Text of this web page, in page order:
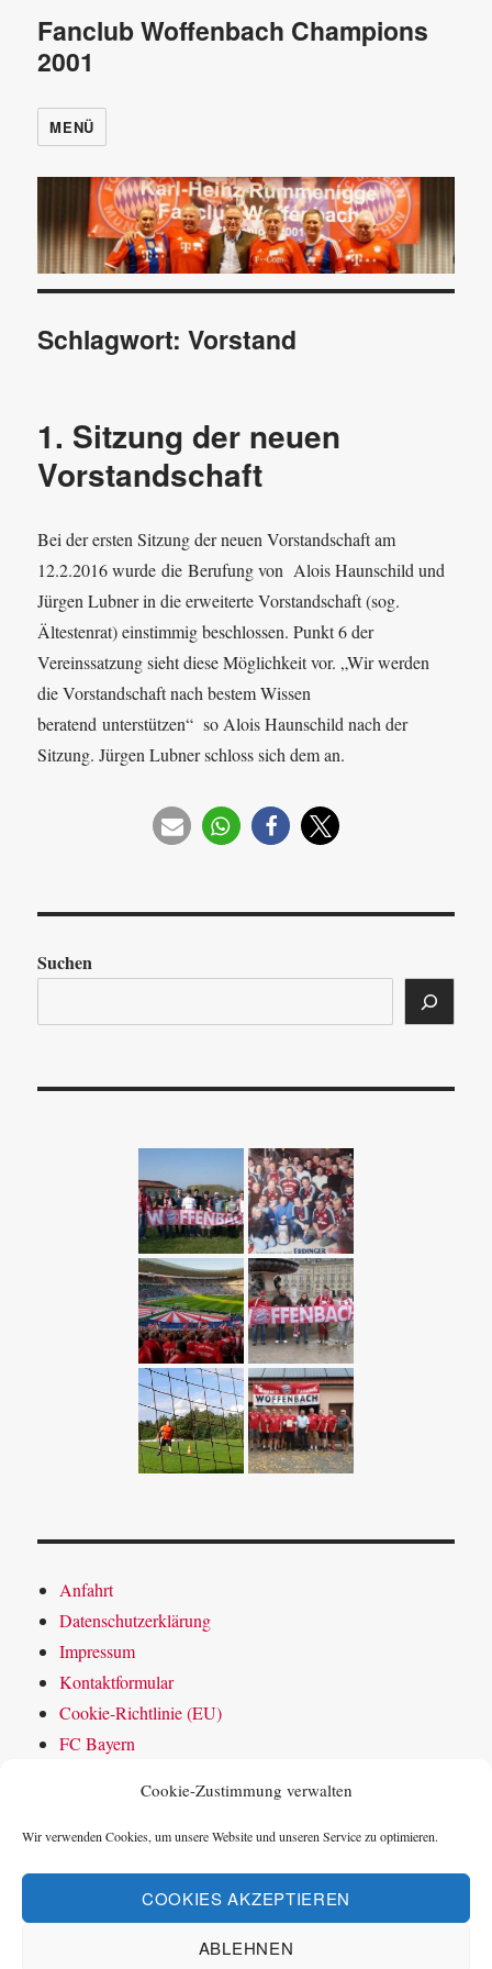
Cookie-Zustimmung verwalten
Wir verwenden Cookies, um unsere Website und unseren Service zu optimieren.
COOKIES AKZEPTIEREN
ABLEHNEN
Fanclub Woffenbach Champions
2001
MENÜ
Schlagwort:Vorstand
1. Sitzung der neuen
Vorstandschaft
Bei der ersten Sitzung der neuen Vorstandschaft am
12.2.2016 wurde die Berufung von Alois Haunschild und
Jürgen Lubner in die erweiterte Vorstandschaft (sog.
Ältestenrat) einstimmig beschlossen. Punkt 6 der
Vereinssatzung sieht diese Möglichkeit vor. „Wir werden
die Vorstandschaft nach bestem Wissen
beratend unterstützen“ so Alois Haunschild nach der
Sitzung. Jürgen Lubner schloss sich dem an.
Suchen
Anfahrt
Datenschutzerklärung
Impressum
Kontaktformular
Cookie-Richtlinie (EU)
FC Bayern
Home